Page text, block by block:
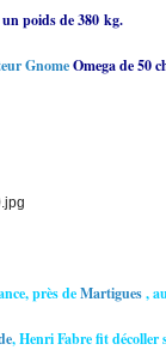
poids de 380 kg.
GnomeOmega de 50
près deMartigues,
, Henri Fabre fit